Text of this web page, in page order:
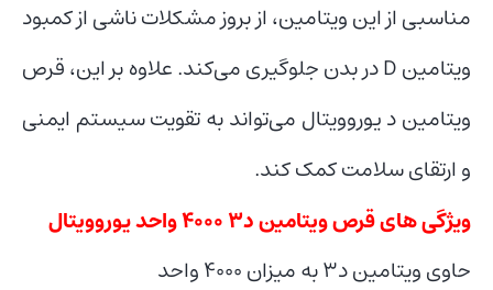
مناسبی از این ویتامین، از بروز مشکلات ناشی از کمبود
ویتامین D در بدن جلوگیری می‌کند. علاوه بر این، قرص
ویتامین د یوروویتال می‌تواند به تقویت سیستم ایمنی
و ارتقای سلامت کمک کند.
ویژگی های قرص ویتامین د۳ ۴۰۰۰ واحد یوروویتال
حاوی ویتامین د۳ به میزان ۴۰۰۰ واحد